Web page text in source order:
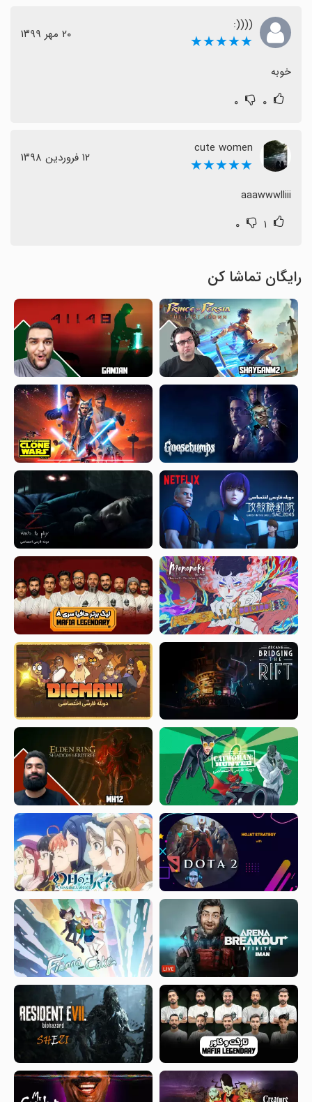
((((:
★★★★★ ٢٠ مهر ١٣٩٩
خوبه
۰ ۰
cute women
★★★★★ ١٢ فروردین ١٣٩٨
aaawwwlliii
۱ ۰
رایگان تماشا کن